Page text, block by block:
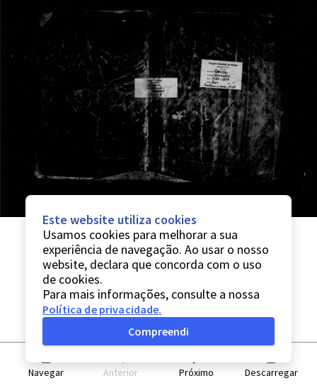
Navegar Anterior Próximo Descarregar
Este website utiliza cookies
Usamos cookies para melhorar a sua
experiência de navegação. Ao usar o nosso
website, declara que concorda com o uso
de cookies.
Para mais informações, consulte a nossa
Política de privacidade.
Compreendi